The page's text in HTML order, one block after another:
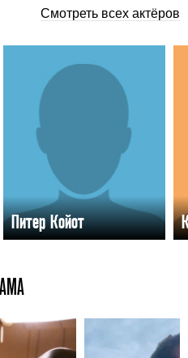
Смотреть всех актёров
Питер Койот